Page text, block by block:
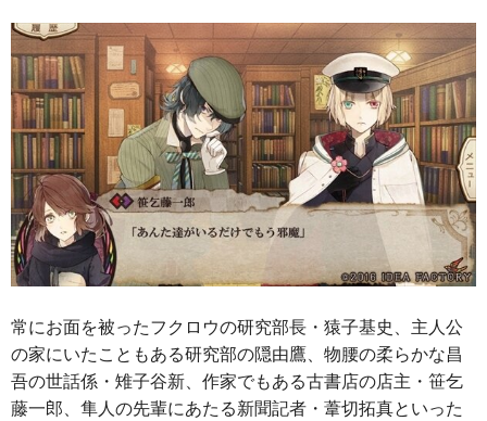
常にお面を被ったフクロウの研究部長・猿子基史、主人公
の家にいたこともある研究部の隠由鷹、物腰の柔らかな昌
吾の世話係・雉子谷新、作家でもある古書店の店主・笹乞
藤一郎、隼人の先輩にあたる新聞記者・葦切拓真といった